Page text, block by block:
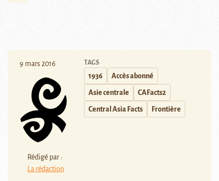
9 mars 2016
Rédigé par :
La rédaction
TAGS
1936 Accès abonné
Asie centrale CAFacts2
Central Asia Facts Frontière